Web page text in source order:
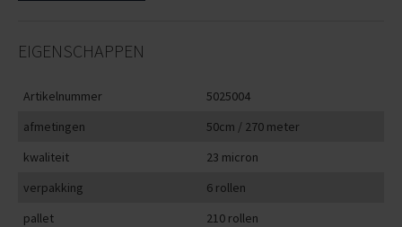
EIGENSCHAPPEN
Artikelnummer
5025004
afmetingen
50cm / 270 meter
kwaliteit
23 micron
verpakking
6 rollen
pallet
210 rollen